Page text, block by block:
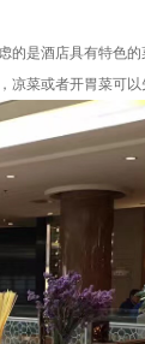
是酒店具有特色
菜或者开胃菜可